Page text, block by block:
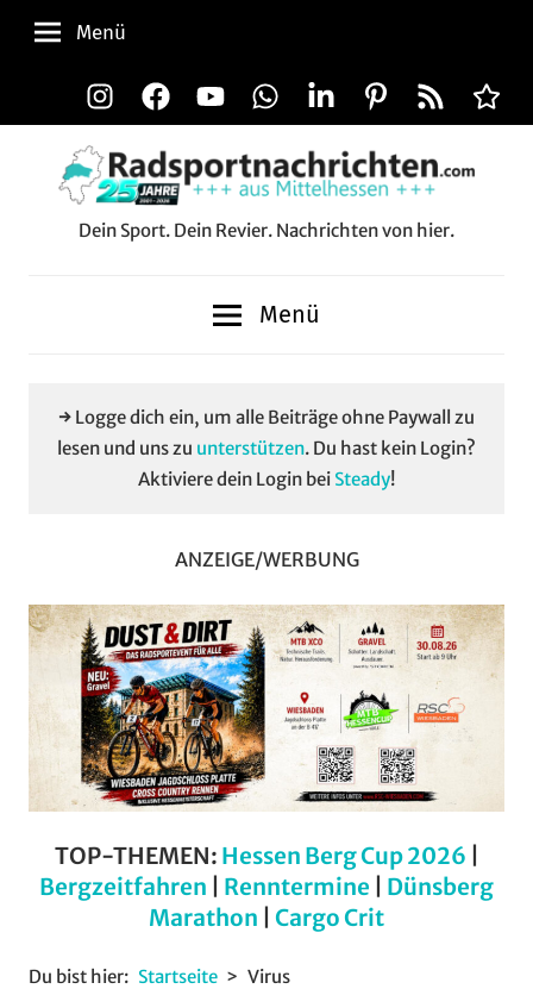
Zum
Inhalt
InstagramFacebookYouTubeWhatsAppLinkedInPinterest
RSS-
Feed
Alle
Menü
Dein Sport. Dein Revier. Nachrichten von hier.
Menü
→ Logge dich ein, um alle Beiträge ohne Paywall zu
lesen und uns zu unterstützen. Du hast kein Login?
Aktiviere dein Login bei Steady!
ANZEIGE/WERBUNG
TOP-THEMEN: Hessen Berg Cup 2026
Bergzeitfahren
Renntermine
Dünsberg
Marathon
Cargo Crit
Du bist hier: Startseite Virus